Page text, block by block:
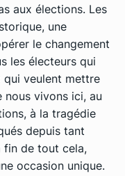
aux élections. Les
une
le changement
les électeurs qui
qui veulent mettre
vivons ici, au
à la tragédie
depuis tant
fin de tout cela,
occasion unique.